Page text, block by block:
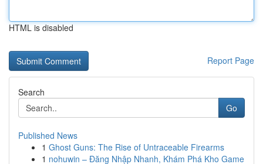
HTML is disabled
Report Page
Search
Go
Published News
1 Ghost Guns: The Rise of Untraceable Firearms
1 nohuwin – Đăng Nhập Nhanh, Khám Phá Kho Game